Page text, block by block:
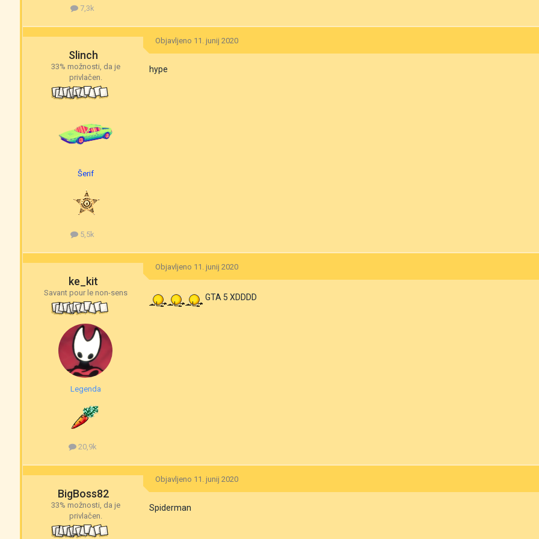
7,3k
Slinch
33% možnosti, da je
privlačen.
Šerif
5,5k
Objavljeno 11. junij 2020
hype
ke_kit
Savant pour le non-sens
Legenda
20,9k
Objavljeno 11. junij 2020
GTA 5 XDDDD
BigBoss82
33% možnosti, da je
privlačen.
Objavljeno 11. junij 2020
Spiderman